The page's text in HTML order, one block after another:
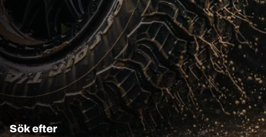
Sök efter